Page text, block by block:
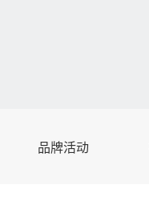
品牌活动